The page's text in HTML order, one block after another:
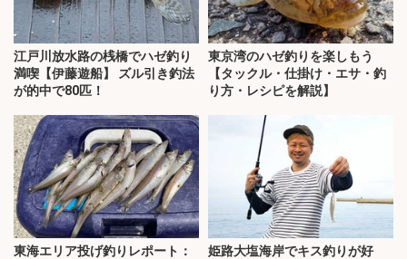
江戸川放水路の桟橋でハゼ釣り
満喫【伊藤遊船】 ズル引き釣法
が的中で80匹！
東京湾のハゼ釣りを楽しもう
【タックル・仕掛け・エサ・釣
り方・レシピを解説】
東海エリア投げ釣りレポート：
姫路大塩海岸でキス釣りが好